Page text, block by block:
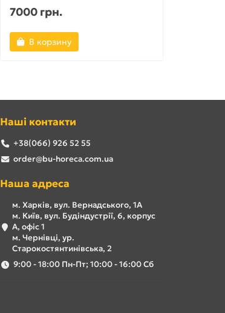
7000 грн.
В корзину
Наші контакти
+38(066) 926 52 55
order@bu-horeca.com.ua
Наша адреса
м. Харків, вул. Вернадського, 1А
м. Київ, вул. Будіндустрії, 6, корпус
А, офіс 1
м. Чернівці, ур.
Старокостянтинівська, 2
9:00 - 18:00 Пн-Пт; 10:00 - 16:00 Сб